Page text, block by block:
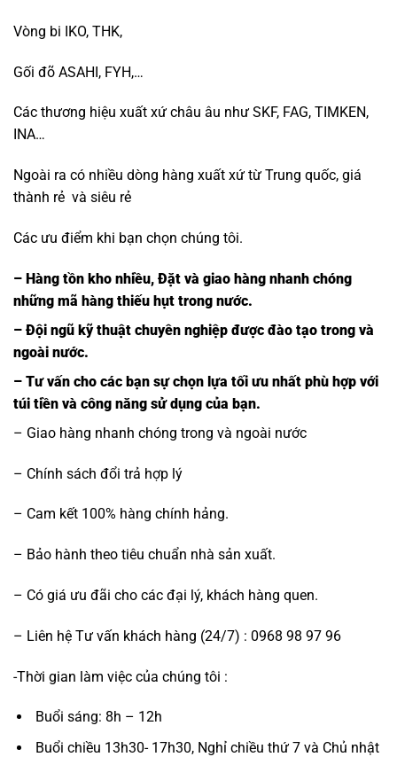
Vòng bi IKO, THK,
Gối đõ ASAHI, FYH,…
Các thương hiệu xuất xứ châu âu như SKF, FAG, TIMKEN,
INA…
Ngoài ra có nhiều dòng hàng xuất xứ từ Trung quốc, giá
thành rẻ và siêu rẻ
Các ưu điểm khi bạn chọn chúng tôi.
– Hàng tồn kho nhiều, Đặt và giao hàng nhanh chóng
những mã hàng thiếu hụt trong nước.
– Đội ngũ kỹ thuật chuyên nghiệp được đào tạo trong và
ngoài nước.
– Tư vấn cho các bạn sự chọn lựa tối ưu nhất phù hợp với
túi tiền và công năng sử dụng của bạn.
– Giao hàng nhanh chóng trong và ngoài nước
– Chính sách đổi trả hợp lý
– Cam kết 100% hàng chính hảng.
– Bảo hành theo tiêu chuẩn nhà sản xuất.
– Có giá ưu đãi cho các đại lý, khách hàng quen.
– Liên hệ Tư vấn khách hàng (24/7) : 0968 98 97 96
-Thời gian làm việc của chúng tôi :
Buổi sáng: 8h – 12h
Buổi chiều 13h30- 17h30, Nghỉ chiều thứ 7 và Chủ nhật